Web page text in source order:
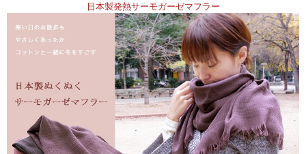
日本製発熱サーモガーゼマフラー